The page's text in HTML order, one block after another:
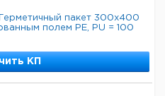
пакет 300x400
полем PE, PU = 100
КП